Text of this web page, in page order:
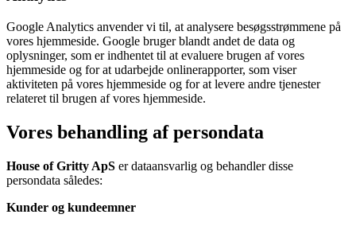
Google Analytics anvender vi til, at analysere besøgsstrømmene på
vores hjemmeside. Google bruger blandt andet de data og
oplysninger, som er indhentet til at evaluere brugen af vores
hjemmeside og for at udarbejde onlinerapporter, som viser
aktiviteten på vores hjemmeside og for at levere andre tjenester
relateret til brugen af vores hjemmeside.
Vores behandling af persondata
House of Gritty ApS er dataansvarlig og behandler disse
persondata således:
Kunder og kundeemner